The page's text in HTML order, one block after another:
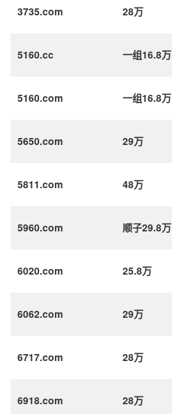
3735.com 28万
5160.cc 一组16.8万
5160.com 一组16.8万
5650.com 29万
5811.com 48万
5960.com 顺子29.8万
6020.com 25.8万
6062.com 29万
6717.com 28万
6918.com 28万